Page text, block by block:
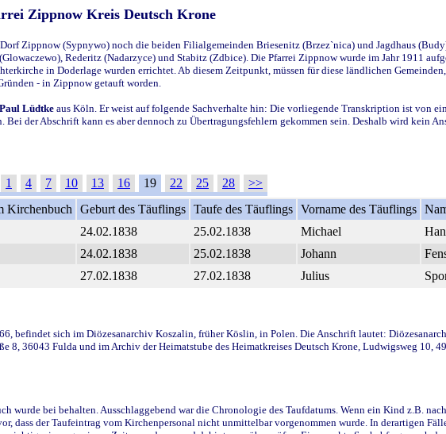
Zippnow Kreis Deutsch Krone
Zippnow (Sypnywo) noch die beiden Filialgemeinden Briesenitz (Brzez`nica) und Jagdhaus
Rederitz (Nadarzyce) und Stabitz (Zdbice). Die Pfarrei Zippnow wurde im Jahr 1911
in Doderlage wurden errichtet. Ab diesem Zeitpunkt, müssen für diese ländlichen
- in Zippnow getauft worden.
Paul Lüdtke aus Köln. Er weist auf folgende Sachverhalte hin: Die vorliegende Transkription ist von
der Abschrift kann es aber dennoch zu Übertragungsfehlern gekommen sein. Deshalb wird kein
1 4 7 10 13 16 19 22 25 28
>>
Kirchenbuch Geburt des Täuflings Taufe des Täuflings Vorname des Täuflings
24.02.1838 25.02.1838 Michael
24.02.1838 25.02.1838 Johann
27.02.1838 27.02.1838 Julius
befindet sich im Diözesanarchiv Koszalin, früher Köslin, in Polen. Die Anschrift lautet:
8, 36043 Fulda und im Archiv der Heimatstube des Heimatkreises Deutsch Krone, Ludwigsweg 10,
wurde bei behalten. Ausschlaggebend war die Chronologie des Taufdatums. Wenn ein Kind z.B.
dass der Taufeintrag vom Kirchenpersonal nicht unmittelbar vorgenommen wurde. In derartigen